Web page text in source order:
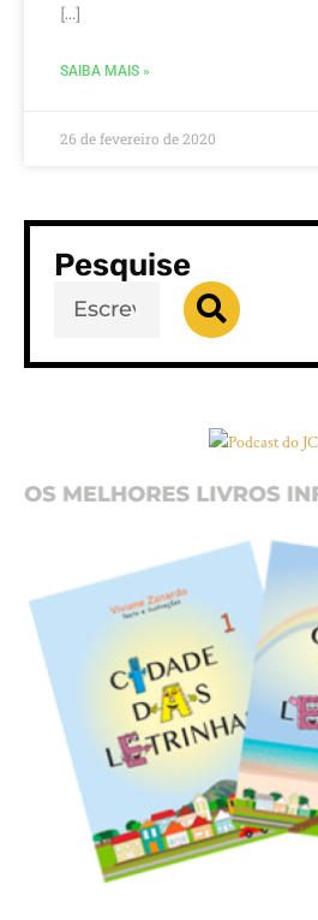
[…]
SAIBA MAIS »
26 de fevereiro de 2020
Pesquise